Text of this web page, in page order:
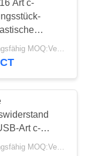
9
Art c-
Pin USB in
Verhandlungsfähig MOQ:Verhandelbar
Art c-
in
Verhandlungsfähig MOQ:Verhandelbar